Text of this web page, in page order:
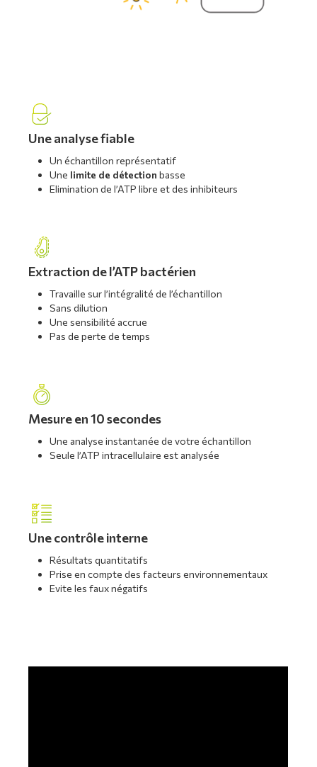
Une analyse fiable
Un échantillon représentatif
Une limite de détectionbasse
Elimination de l’ATP libre et des inhibiteurs
Extraction de l’ATP bactérien
Travaille sur l’intégralité de l’échantillon
Sans dilution
Une sensibilité accrue
Pas de perte de temps
Mesure en 10 secondes
Une analyse instantanée de votre échantillon
Seule l’ATP intracellulaire est analysée
Une contrôle interne
Résultats quantitatifs
Prise en compte des facteurs environnementaux
Evite les faux négatifs